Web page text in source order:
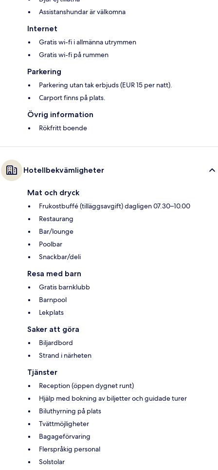
Assistanshundar är välkomna
Internet
Gratis wi-fi i allmänna utrymmen
Gratis wi-fi på rummen
Parkering
Parkering utan tak erbjuds (EUR 15 per natt).
Carport finns på plats.
Övrig information
Rökfritt boende
Hotellbekvämligheter
Mat och dryck
Frukostbuffé (tilläggsavgift) dagligen 07.30–10.00
Restaurang
Bar/lounge
Poolbar
Snackbar/deli
Resa med barn
Gratis barnklubb
Barnpool
Lekplats
Saker att göra
Biljardbord
Strand i närheten
Tjänster
Reception (öppen dygnet runt)
Hjälp med bokning av biljetter och guidade turer
Biluthyrning på plats
Tvättmöjligheter
Bagageförvaring
Flerspråkig personal
Solstolar